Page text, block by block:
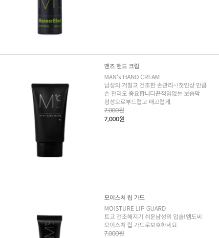
맨즈 핸드 크림
MAN's HAND CREAM
남성의 거칠고 건조한 손관리~!첫인상 만큼
손 관리도 중요합니다끈적임없는 보습막
형성으로부드럽고 매끄럽게.
7,000원
7,000원
모이스처 립 가드
MOISTURE LIP GUARD
트고 건조해지기 쉬운남성의 입술!엠도씨
모이스쳐 립 가드로보호하세요.
7,000원